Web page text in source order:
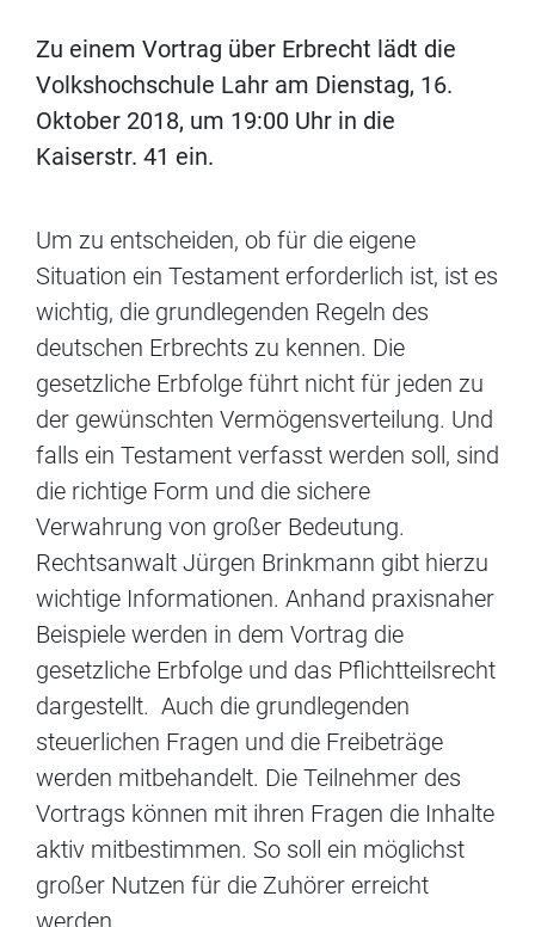
Zu einem Vortrag über Erbrecht lädt die
Volkshochschule Lahr am Dienstag, 16.
Oktober 2018, um 19:00 Uhr in die
Kaiserstr. 41 ein.
Um zu entscheiden, ob für die eigene
Situation ein Testament erforderlich ist, ist es
wichtig, die grundlegenden Regeln des
deutschen Erbrechts zu kennen. Die
gesetzliche Erbfolge führt nicht für jeden zu
der gewünschten Vermögensverteilung. Und
falls ein Testament verfasst werden soll, sind
die richtige Form und die sichere
Verwahrung von großer Bedeutung.
Rechtsanwalt Jürgen Brinkmann gibt hierzu
wichtige Informationen. Anhand praxisnaher
Beispiele werden in dem Vortrag die
gesetzliche Erbfolge und das Pflichtteilsrecht
dargestellt. Auch die grundlegenden
steuerlichen Fragen und die Freibeträge
werden mitbehandelt. Die Teilnehmer des
Vortrags können mit ihren Fragen die Inhalte
aktiv mitbestimmen. So soll ein möglichst
großer Nutzen für die Zuhörer erreicht